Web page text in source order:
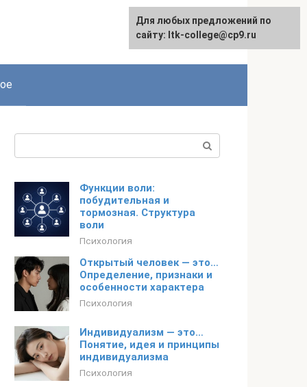
Функции воли:
побудительная и
тормозная. Структура
воли
Психология
Открытый человек — это…
Определение, признаки и
особенности характера
Психология
Индивидуализм — это…
Понятие, идея и принципы
индивидуализма
Психология
Для любых предложений по
сайту: ltk-college@cp9.ru